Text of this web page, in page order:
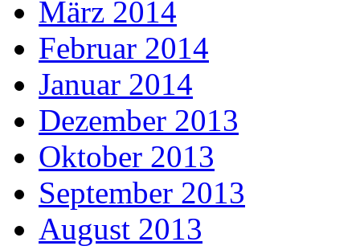
März 2014
Februar 2014
Januar 2014
Dezember 2013
Oktober 2013
September 2013
August 2013